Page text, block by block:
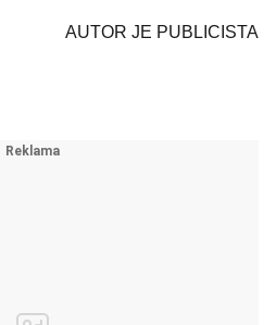
AUTOR JE PUBLICISTA